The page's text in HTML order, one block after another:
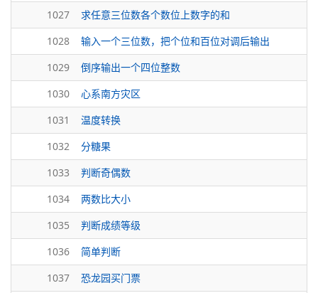
1027
求任意三位数各个数位上数字的和
1028
输入一个三位数，把个位和百位对调后输出
1029
倒序输出一个四位整数
1030
心系南方灾区
1031
温度转换
1032
分糖果
1033
判断奇偶数
1034
两数比大小
1035
判断成绩等级
1036
简单判断
1037
恐龙园买门票